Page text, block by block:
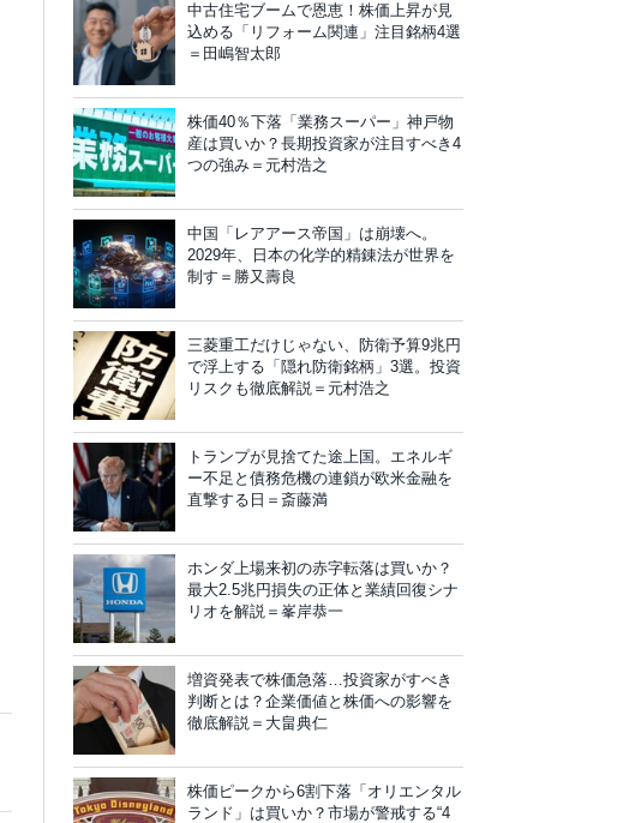
中古住宅ブームで恩恵！株価上昇が見
込める「リフォーム関連」注目銘柄4選
＝田嶋智太郎
株価40％下落「業務スーパー」神戸物
産は買いか？長期投資家が注目すべき4
つの強み＝元村浩之
中国「レアアース帝国」は崩壊へ。
2029年、日本の化学的精錬法が世界を
制す＝勝又壽良
三菱重工だけじゃない、防衛予算9兆円
で浮上する「隠れ防衛銘柄」3選。投資
リスクも徹底解説＝元村浩之
トランプが見捨てた途上国。エネルギ
ー不足と債務危機の連鎖が欧米金融を
直撃する日＝斎藤満
ホンダ上場来初の赤字転落は買いか？
最大2.5兆円損失の正体と業績回復シナ
リオを解説＝峯岸恭一
増資発表で株価急落…投資家がすべき
判断とは？企業価値と株価への影響を
徹底解説＝大畠典仁
株価ピークから6割下落「オリエンタル
ランド」は買いか？市場が警戒する“4